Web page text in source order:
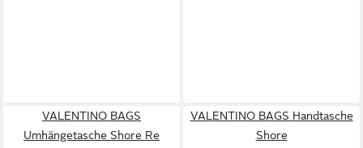
VALENTINO BAGS
Umhängetasche Shore Re
VALENTINO BAGS Handtasche
Shore